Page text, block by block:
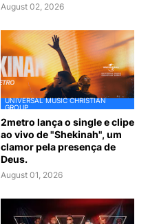
August 02, 2026
UNIVERSAL MUSIC CHRISTIAN
GROUP
2metro lança o single e clipe
ao vivo de "Shekinah", um
clamor pela presença de
Deus.
August 01, 2026